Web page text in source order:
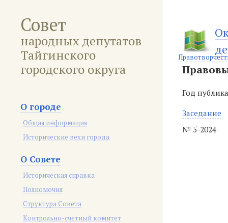
Совет
народных депутатов
Тайгинского
городского округа
О городе
Общая информация
Исторические вехи города
О Совете
Историческая справка
Полномочия
Структура Совета
Контрольно-счетный комитет
Год
Заседание
№ 5-2024